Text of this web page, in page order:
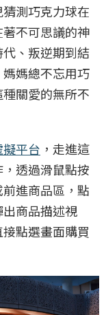
測巧克力球在
不可思議的神
、叛逆期到結
媽總不忘用巧
關愛的無所不
平台 ，走進這
透過滑鼠點按
進商品區，點
商品描述視
點選畫面購買